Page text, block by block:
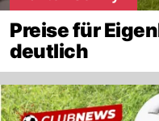
Preise für
deutlich